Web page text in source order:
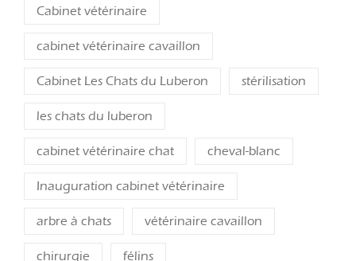
Cabinet vétérinaire
cabinet vétérinaire cavaillon
Cabinet Les Chats du Luberon stérilisation
les chats du luberon
cabinet vétérinaire chat cheval-blanc
Inauguration cabinet vétérinaire
arbre à chats vétérinaire cavaillon
chirurgie félins